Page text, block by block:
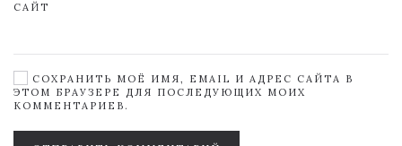
САЙТ
СОХРАНИТЬ МОЁ ИМЯ, EMAIL И АДРЕС САЙТА В
ЭТОМ БРАУЗЕРЕ ДЛЯ ПОСЛЕДУЮЩИХ МОИХ
КОММЕНТАРИЕВ.